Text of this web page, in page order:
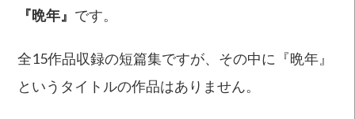
『晩年』 です。
全15作品収録の短篇集ですが、その中に『晩年』
というタイトルの作品はありません。